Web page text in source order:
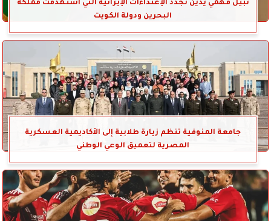
نبيل فهمي يدين تجدد الإعتداءات الإيرانية التي استهدفت مملكة
البحرين ودولة الكويت
جامعة المنوفية تنظم زيارة طلابية إلى الأكاديمية العسكرية
المصرية لتعميق الوعي الوطني